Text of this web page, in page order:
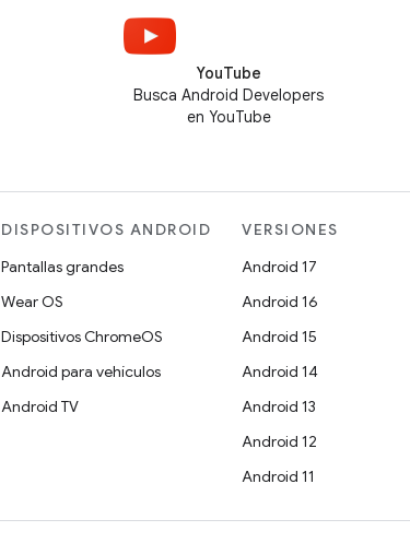
YouTube
Busca Android Developers
en YouTube
DISPOSITIVOS ANDROID
Pantallas grandes
Wear OS
Dispositivos ChromeOS
Android para vehículos
Android TV
VERSIONES
Android 17
Android 16
Android 15
Android 14
Android 13
Android 12
Android 11